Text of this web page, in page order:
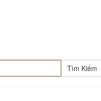
Tìm Kiếm